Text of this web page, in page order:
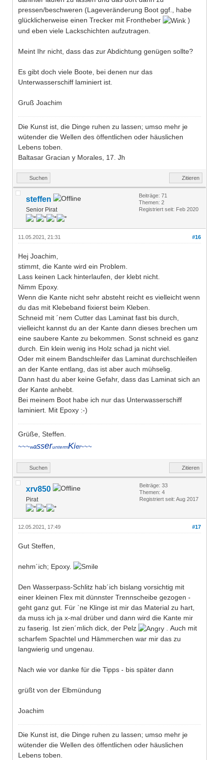
pressen/beschweren (Lageveränderung Boot ggf., habe
glücklicherweise einen Trecker mit Frontheber
)
und eben viele Lackschichten aufzutragen.
Meint Ihr nicht, dass das zur Abdichtung genügen sollte?
Es gibt doch viele Boote, bei denen nur das
Unterwasserschiff laminiert ist.
Gruß Joachim
Die Kunst ist, die Dinge ruhen zu lassen; umso mehr je
wütender die Wellen des öffentlichen oder häuslichen
Lebens toben.
Baltasar Gracian y Morales, 17. Jh
Suchen Zitieren
steffen
Senior Pirat
Beiträge: 71
Themen: 2
Registriert seit: Feb 2020
#16
11.05.2021, 21:31
Hej Joachim,
stimmt, die Kante wird ein Problem.
Lass keinen Lack hinterlaufen, der klebt nicht.
Nimm Epoxy.
Wenn die Kante nicht sehr absteht reicht es vielleicht wenn
du das mit Klebeband fixierst beim Kleben.
Schneid mit ´nem Cutter das Laminat fast bis durch,
vielleicht kannst du an der Kante dann dieses brechen um
eine saubere Kante zu bekommen. Sonst schneid es ganz
durch. Ein klein wenig ins Holz schad ja nicht viel.
Oder mit einem Bandschleifer das Laminat durchschleifen
an der Kante entlang, das ist aber auch mühselig.
Dann hast du aber keine Gefahr, dass das Laminat sich an
der Kante anhebt.
Bei meinem Boot habe ich nur das Unterwasserschiff
laminiert. Mit Epoxy :-)
Grüße, Steffen.
~~~wasseruntermKiel~~~
Suchen Zitieren
xrv850
Pirat
Beiträge: 33
Themen: 4
Registriert seit: Aug 2017
#17
12.05.2021, 17:49
Gut Steffen,
nehm´ich; Epoxy.
Den Wasserpass-Schlitz hab´ich bislang vorsichtig mit
einer kleinen Flex mit dünnster Trennscheibe gezogen -
geht ganz gut. Für `ne Klinge ist mir das Material zu hart,
da muss ich ja x-mal drüber und dann wird die Kante mir
zu faserig. Ist zien´mlich dick, der Pelz
. Auch mit
scharfem Spachtel und Hämmerchen war mir das zu
langwierig und ungenau.
Nach wie vor danke für die Tipps - bis später dann
grüßt von der Elbmündung
Joachim
Die Kunst ist, die Dinge ruhen zu lassen; umso mehr je
wütender die Wellen des öffentlichen oder häuslichen
Lebens toben.